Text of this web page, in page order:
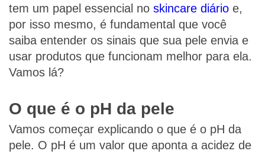
tem um papel essencial no skincare diário e,
por isso mesmo, é fundamental que você
saiba entender os sinais que sua pele envia e
usar produtos que funcionam melhor para ela.
Vamos lá?
O que é o pH da pele
Vamos começar explicando o que é o pH da
pele. O pH é um valor que aponta a acidez de